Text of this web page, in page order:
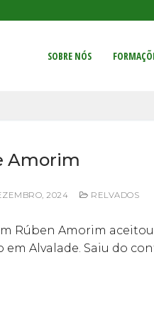
SOBRE NÓS
Amorim
2024 RELVADOS
Rúben Amorim
em Alvalade. Saiu do